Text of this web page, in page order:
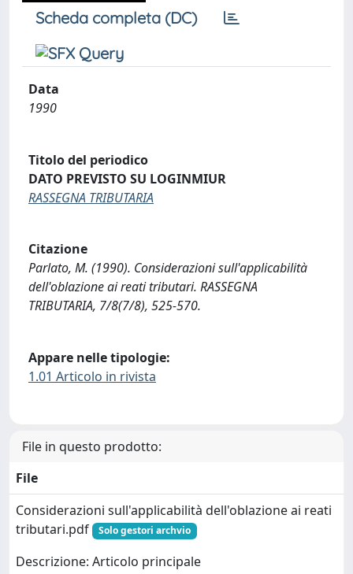
Scheda completa (DC)
Data
1990
Titolo del periodico
DATO PREVISTO SU LOGINMIUR
RASSEGNA TRIBUTARIA
Citazione
Parlato, M. (1990). Considerazioni sull'applicabilità
dell'oblazione ai reati tributari. RASSEGNA
TRIBUTARIA, 7/8(7/8), 525-570.
Appare nelle tipologie:
1.01 Articolo in rivista
File in questo prodotto:
File
Considerazioni sull'applicabilità dell'oblazione ai reati
tributari.pdf
Solo gestori archvio
Descrizione: Articolo principale